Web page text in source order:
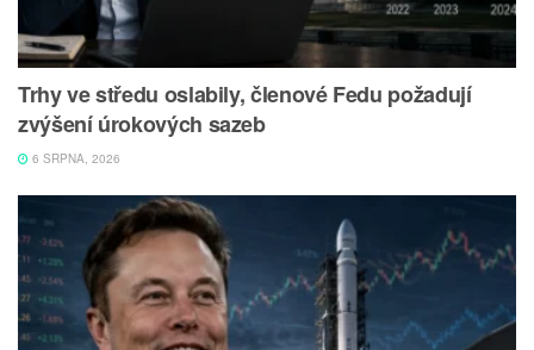
Trhy ve středu oslabily, členové Fedu požadují
zvýšení úrokových sazeb
6 SRPNA, 2026